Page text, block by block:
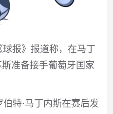
报》报道称，在马丁
准备接手葡萄牙国家
特·马丁内斯在赛后发